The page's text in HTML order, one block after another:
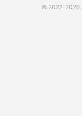
© 2022-2026